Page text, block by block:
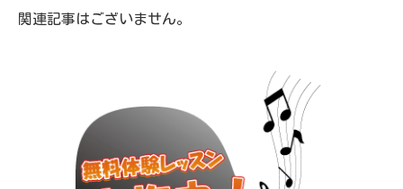
関連記事はございません。